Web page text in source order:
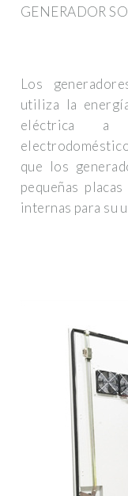
GENERADOR
Los
utiliza la
eléctrica a
que los
pequeñas
internas para su